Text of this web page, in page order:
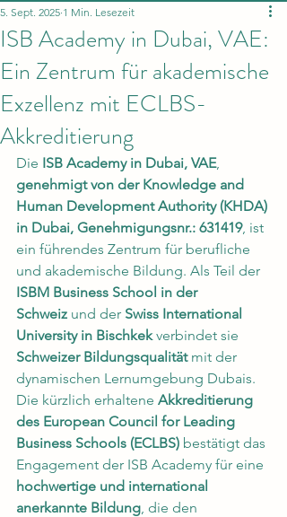
ISB Academy in Dubai, VAE:
Ein Zentrum für akademische
Exzellenz mit ECLBS-
Akkreditierung
5. Sept. 2025 1 Min. Lesezeit
Die ISB Academy in Dubai, VAE,
genehmigt von der Knowledge and
Human Development Authority (KHDA)
in Dubai, Genehmigungsnr.: 631419, ist
ein führendes Zentrum für berufliche
und akademische Bildung. Als Teil der
ISBM Business School in der
Schweiz und der Swiss International
University in Bischkek verbindet sie
Schweizer Bildungsqualität mit der
dynamischen Lernumgebung Dubais.
Die kürzlich erhaltene Akkreditierung
des European Council for Leading
Business Schools (ECLBS) bestätigt das
Engagement der ISB Academy für eine
hochwertige und international
anerkannte Bildung, die den